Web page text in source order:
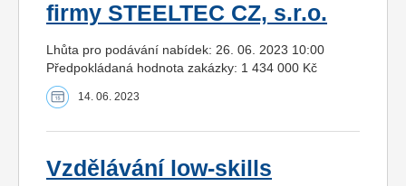
firmy STEELTEC CZ, s.r.o.
Lhůta pro podávání nabídek: 26. 06. 2023 10:00
Předpokládaná hodnota zakázky: 1 434 000 Kč
14. 06. 2023
Vzdělávání low-skills